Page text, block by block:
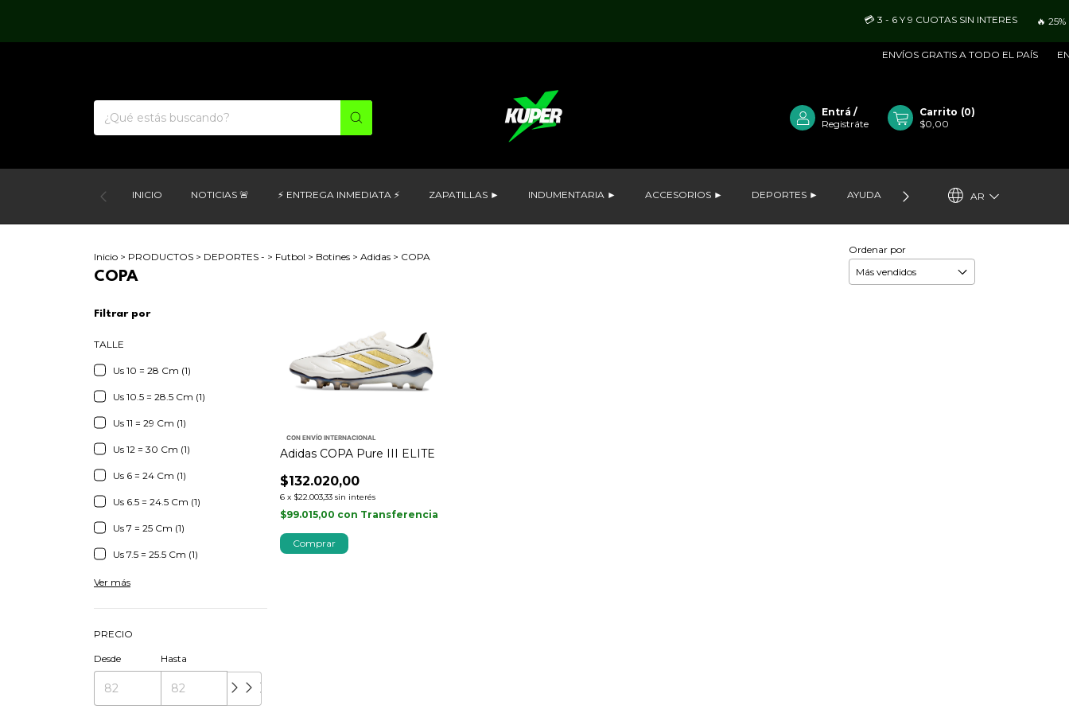
💳 3 - 6 Y 9 CUOTAS SIN INTERES 🔥 25%
ENVÍOS GRATIS A TODO EL PAÍS
Entrá /
Registráte
Carrito (0)
$0,00
INICIO NOTICIAS 🚨 ⚡ ENTREGA INMEDIATA ⚡ ZAPATILLAS ► INDUMENTARIA ► ACCESORIOS ► DEPORTES ► AYUDA VER LO MÁS NUEVO
AR
Inicio > PRODUCTOS > DEPORTES - > Futbol > Botines > Adidas > COPA
COPA
Ordenar por
Filtrar por
TALLE
Us 10 = 28 Cm (1)
Us 10.5 = 28.5 Cm (1)
Us 11 = 29 Cm (1)
Us 12 = 30 Cm (1)
Us 6 = 24 Cm (1)
Us 6.5 = 24.5 Cm (1)
Us 7 = 25 Cm (1)
Us 7.5 = 25.5 Cm (1)
Ver más
PRECIO
Desde Hasta
CON ENVÍO INTERNACIONAL
Adidas COPA Pure III ELITE
$132.020,00
6 x $22.003,33 sin interés
$99.015,00 con Transferencia
Comprar